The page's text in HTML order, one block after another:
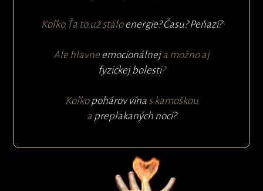
Koľko Ťa to už stáloenergie? Času? Peňazí?
Ale hlavneemocionálneja možno aj
fyzickej bolesti?
Koľkopohárov vínas kamoškou
a preplakaných nocí?